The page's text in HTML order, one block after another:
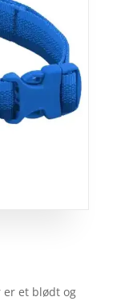
er et blødt og